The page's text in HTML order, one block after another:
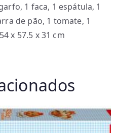
1 faca, 1 espátula, 1
de pão, 1 tomate, 1
x 57.5 x 31 cm